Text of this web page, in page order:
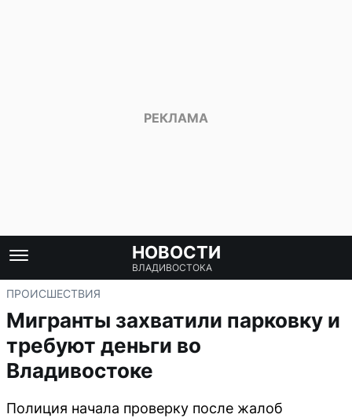
НОВОСТИ
ВЛАДИВОСТОКА
ПРОИСШЕСТВИЯ
Мигранты захватили парковку и
требуют деньги во
Владивостоке
Полиция начала проверку после жалоб